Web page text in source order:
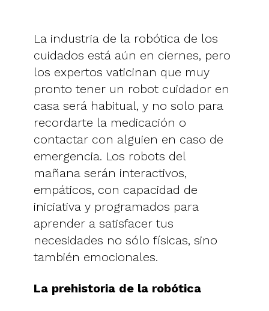
La industria de la robótica de los
cuidados está aún en ciernes, pero
los expertos vaticinan que muy
pronto tener un robot cuidador en
casa será habitual, y no solo para
recordarte la medicación o
contactar con alguien en caso de
emergencia. Los robots del
mañana serán interactivos,
empáticos, con capacidad de
iniciativa y programados para
aprender a satisfacer tus
necesidades no sólo físicas, sino
también emocionales.
La prehistoria de la robótica